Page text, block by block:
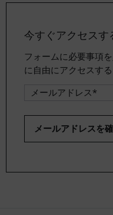
今すぐアクセスす
フォームに必要事項
に自由にアクセスする